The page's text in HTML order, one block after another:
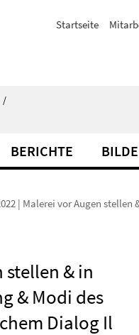
Startseite
/
BERICHTE
| Malerei vor Augen
stellen & in
& Modi des
Dialog Il